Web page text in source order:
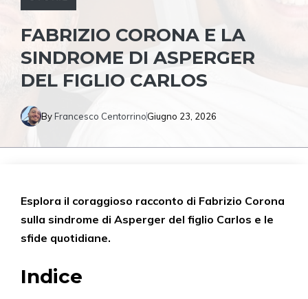
FABRIZIO CORONA E LA
SINDROME DI ASPERGER
DEL FIGLIO CARLOS
By Francesco CentorrinoGiugno 23, 2026
Esplora il coraggioso racconto di Fabrizio Corona
sulla sindrome di Asperger del figlio Carlos e le
sfide quotidiane.
Indice